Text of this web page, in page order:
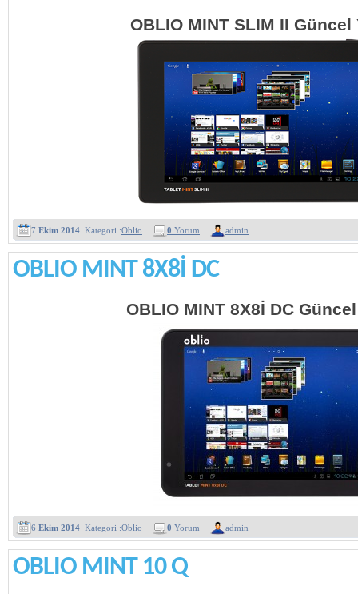
OBLIO MINT SLIM II Güncel
7 Ekim 2014 Kategori :Oblio 0 Yorum admin
OBLIO MINT 8X8İ DC
OBLIO MINT 8X8İ DC Güncel
6 Ekim 2014 Kategori :Oblio 0 Yorum admin
OBLIO MINT 10 Q